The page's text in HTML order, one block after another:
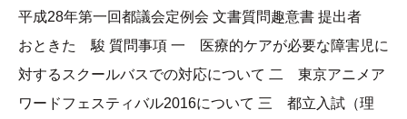
平成28年第一回都議会定例会 文書質問趣意書 提出者
おときた 駿 質問事項 一 医療的ケアが必要な障害児に
対するスクールバスでの対応について 二 東京アニメア
ワードフェスティバル2016について 三 都立入試（理